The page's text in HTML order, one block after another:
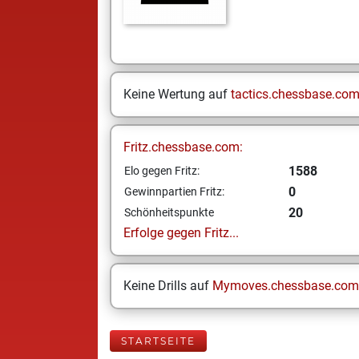
Keine Wertung auf tactics.chessbase.com
Fritz.chessbase.com:
Elo gegen Fritz: 1588
Gewinnpartien Fritz: 0
Schönheitspunkte
20
Erfolge gegen Fritz...
Keine Drills auf Mymoves.chessbase.com
STARTSEITE